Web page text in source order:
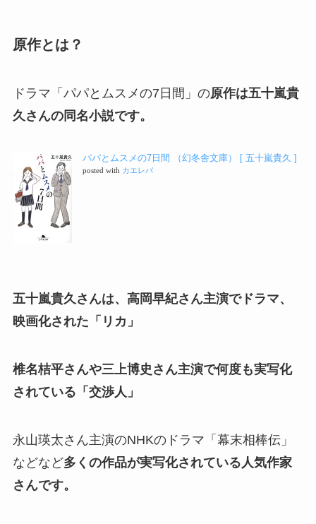
原作とは？
ドラマ「パパとムスメの7日間」の原作は五十嵐貴
久さんの同名小説です。
パパとムスメの7日間 （幻冬舎文庫） [ 五十嵐貴久 ]
posted with カエレバ
五十嵐貴久さんは、高岡早紀さん主演でドラマ、
映画化された「リカ」
椎名桔平さんや三上博史さん主演で何度も実写化
されている「交渉人」
永山瑛太さん主演のNHKのドラマ「幕末相棒伝」
などなど多くの作品が実写化されている人気作家
さんです。